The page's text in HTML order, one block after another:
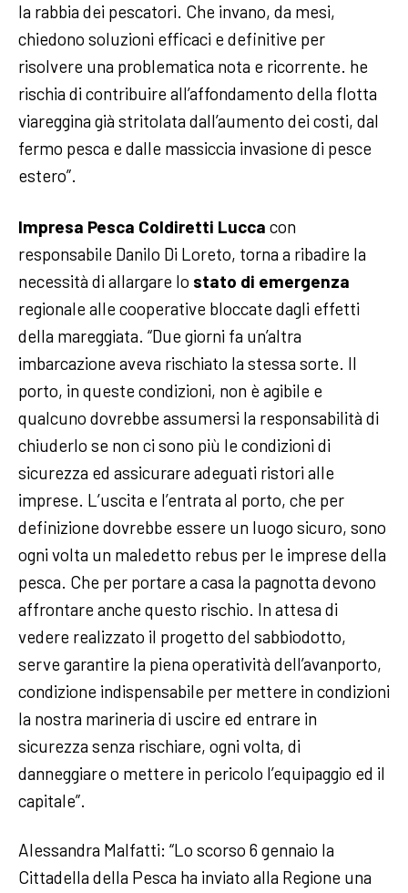
la rabbia dei pescatori. Che invano, da mesi,
chiedono soluzioni efficaci e definitive per
risolvere una problematica nota e ricorrente. he
rischia di contribuire all’affondamento della flotta
viareggina già stritolata dall’aumento dei costi, dal
fermo pesca e dalle massiccia invasione di pesce
estero”.
Impresa Pesca Coldiretti Lucca con
responsabile Danilo Di Loreto, torna a ribadire la
necessità di allargare lo stato di emergenza
regionale alle cooperative bloccate dagli effetti
della mareggiata. “Due giorni fa un’altra
imbarcazione aveva rischiato la stessa sorte. Il
porto, in queste condizioni, non è agibile e
qualcuno dovrebbe assumersi la responsabilità di
chiuderlo se non ci sono più le condizioni di
sicurezza ed assicurare adeguati ristori alle
imprese. L’uscita e l’entrata al porto, che per
definizione dovrebbe essere un luogo sicuro, sono
ogni volta un maledetto rebus per le imprese della
pesca. Che per portare a casa la pagnotta devono
affrontare anche questo rischio. In attesa di
vedere realizzato il progetto del sabbiodotto,
serve garantire la piena operatività dell’avanporto,
condizione indispensabile per mettere in condizioni
la nostra marineria di uscire ed entrare in
sicurezza senza rischiare, ogni volta, di
danneggiare o mettere in pericolo l’equipaggio ed il
capitale”.
Alessandra Malfatti: “Lo scorso 6 gennaio la
Cittadella della Pesca ha inviato alla Regione una